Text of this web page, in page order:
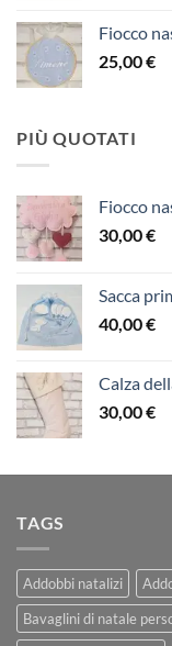
Fiocco
25,00€
PIÙ QUOTATI
Fiocco
30,00€
Sacca
40,00€
Calza
30,00€
TAGS
Addobbi natalizi
Bavaglini di natale